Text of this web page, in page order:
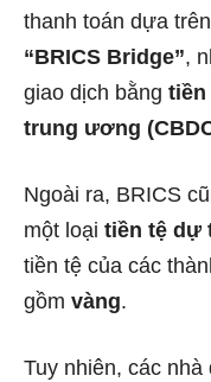
thanh toán dựa trên
“BRICS Bridge”,
giao dịch bằng tiền
trung ương
Ngoài ra, BRICS
một loại tiền tệ dự
tiền tệ của các
gồm vàng.
Tuy nhiên, các